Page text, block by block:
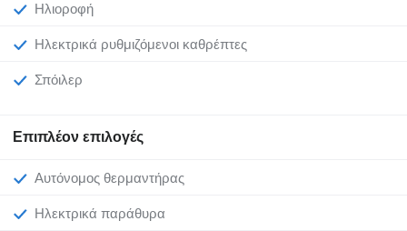
Ηλιοροφή
Ηλεκτρικά ρυθμιζόμενοι καθρέπτες
Σπόιλερ
Επιπλέον επιλογές
Αυτόνομος θερμαντήρας
Ηλεκτρικά παράθυρα